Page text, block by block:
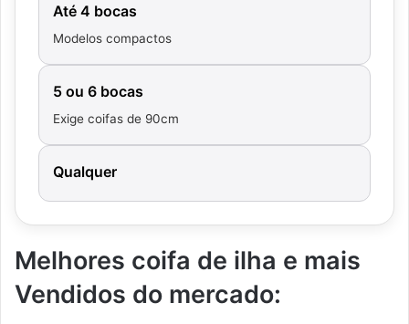
Até 4 bocas
Modelos compactos
5 ou 6 bocas
Exige coifas de 90cm
Qualquer
Melhores coifa de ilha e mais
Vendidos do mercado: